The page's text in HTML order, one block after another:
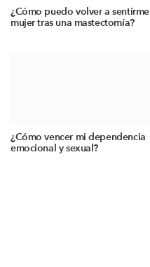
¿Cómo puedo volver a sentirme
mujer tras una mastectomía?
¿Cómo vencer mi dependencia
emocional y sexual?